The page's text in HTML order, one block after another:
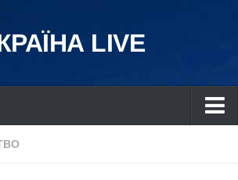
LIVE